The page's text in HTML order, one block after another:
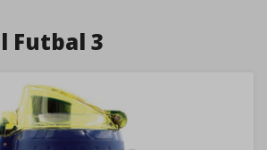
Futbal 3